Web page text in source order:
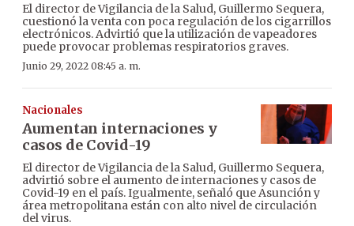
El director de Vigilancia de la Salud, Guillermo Sequera,
cuestionó la venta con poca regulación de los cigarrillos
electrónicos. Advirtió que la utilización de vapeadores
puede provocar problemas respiratorios graves.
Junio 29, 2022 08:45 a. m.
Nacionales
Aumentan internaciones y
casos de Covid-19
El director de Vigilancia de la Salud, Guillermo Sequera,
advirtió sobre el aumento de internaciones y casos de
Covid-19 en el país. Igualmente, señaló que Asunción y
área metropolitana están con alto nivel de circulación
del virus.